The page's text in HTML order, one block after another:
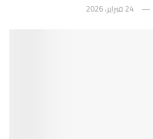
24 فبراير، 2026